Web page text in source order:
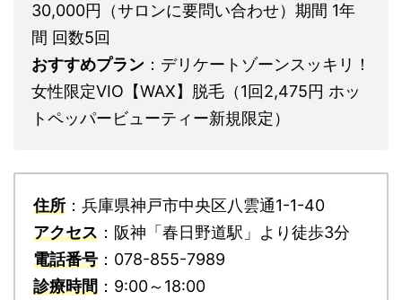
30,000円（サロンに要問い合わせ）期間 1年
間 回数5回
おすすめプラン ：デリケートゾーンスッキリ！
女性限定VIO【WAX】脱毛（1回2,475円 ホッ
トペッパービューティー新規限定）
住所 ：兵庫県神戸市中央区八雲通1-1-40
アクセス ：阪神「春日野道駅」より徒歩3分
電話番号 ：078-855-7989
診療時間 ：9:00～18:00